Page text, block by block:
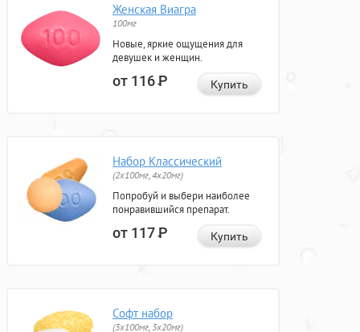
Женская Виагра
100мг
Новые, яркие ощущения для
девушек и женщин.
от 116Р Купить
Набор Классический
(2x100мг, 4x20мг)
Попробуй и выбери наиболее
понравившийся препарат.
от 117Р Купить
Софт набор
(3x100мг, 3x20мг)